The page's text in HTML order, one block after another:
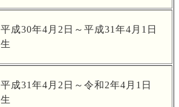
平成30年4月2日～平成31年4月1日
生
平成31年4月2日～令和2年4月1日
生